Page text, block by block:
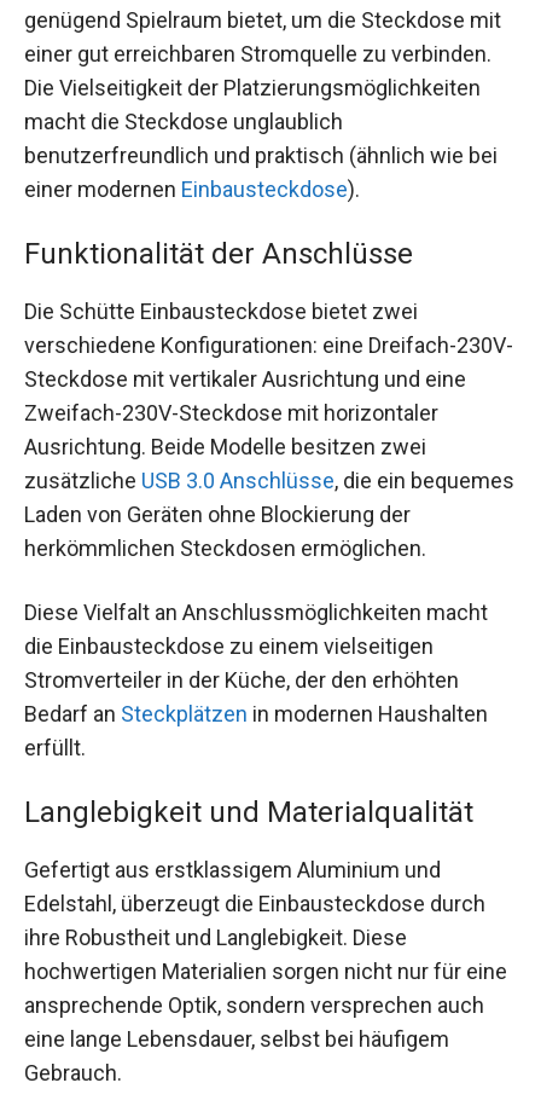
genügend Spielraum bietet, um die Steckdose mit
einer gut erreichbaren Stromquelle zu verbinden.
Die Vielseitigkeit der Platzierungsmöglichkeiten
macht die Steckdose unglaublich
benutzerfreundlich und praktisch (ähnlich wie bei
einer modernen Einbausteckdose).
Funktionalität der Anschlüsse
Die Schütte Einbausteckdose bietet zwei
verschiedene Konfigurationen: eine Dreifach-230V-
Steckdose mit vertikaler Ausrichtung und eine
Zweifach-230V-Steckdose mit horizontaler
Ausrichtung. Beide Modelle besitzen zwei
zusätzliche USB 3.0 Anschlüsse, die ein bequemes
Laden von Geräten ohne Blockierung der
herkömmlichen Steckdosen ermöglichen.
Diese Vielfalt an Anschlussmöglichkeiten macht
die Einbausteckdose zu einem vielseitigen
Stromverteiler in der Küche, der den erhöhten
Bedarf an Steckplätzen in modernen Haushalten
erfüllt.
Langlebigkeit und Materialqualität
Gefertigt aus erstklassigem Aluminium und
Edelstahl, überzeugt die Einbausteckdose durch
ihre Robustheit und Langlebigkeit. Diese
hochwertigen Materialien sorgen nicht nur für eine
ansprechende Optik, sondern versprechen auch
eine lange Lebensdauer, selbst bei häufigem
Gebrauch.